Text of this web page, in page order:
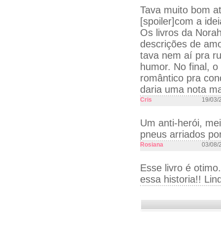
Tava muito bom
[spoiler]com a
Os livros da
descrições de
tava nem aí pra
humor. No final,
romântico pra
daria uma nota
Cris 19/03/
Um anti-herói,
pneus arriados
Rosiana 03/08/
Esse livro é
essa historia!!